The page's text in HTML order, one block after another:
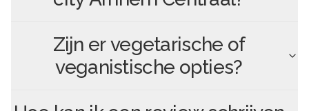
Zijn er vegetarische of
veganistische opties?